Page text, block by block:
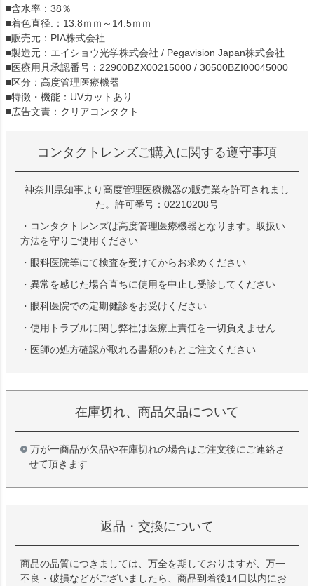
■含水率：38％
■着色直径:：13.8ｍｍ～14.5ｍｍ
■販売元：PIA株式会社
■製造元：エイショウ光学株式会社 / Pegavision Japan株式会社
■医療用具承認番号：22900BZX00215000 / 30500BZI00045000
■区分：高度管理医療機器
■特徴・機能：UVカットあり
■広告文責：クリアコンタクト
コンタクトレンズご購入に関する遵守事項
神奈川県知事より高度管理医療機器の販売業を許可されまし
た。許可番号：02210208号
・コンタクトレンズは高度管理医療機器となります。取扱い
方法を守りご使用ください
・眼科医院等にて検査を受けてからお求めください
・異常を感じた場合直ちに使用を中止し受診してください
・眼科医院での定期健診をお受けください
・使用トラブルに関し弊社は医療上責任を一切負えません
・医師の処方確認が取れる書類のもとご注文ください
在庫切れ、商品欠品について
万が一商品が欠品や在庫切れの場合はご注文後にご連絡さ
せて頂きます
返品・交換について
商品の品質につきましては、万全を期しておりますが、万一
不良・破損などがございましたら、商品到着後14日以内にお